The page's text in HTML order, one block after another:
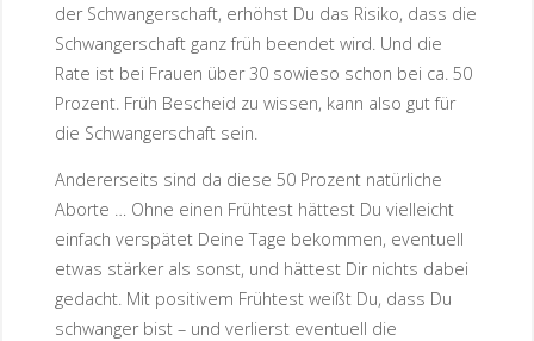
der Schwangerschaft, erhöhst Du das Risiko, dass die
Schwangerschaft ganz früh beendet wird. Und die
Rate ist bei Frauen über 30 sowieso schon bei ca. 50
Prozent. Früh Bescheid zu wissen, kann also gut für
die Schwangerschaft sein.
Andererseits sind da diese 50 Prozent natürliche
Aborte … Ohne einen Frühtest hättest Du vielleicht
einfach verspätet Deine Tage bekommen, eventuell
etwas stärker als sonst, und hättest Dir nichts dabei
gedacht. Mit positivem Frühtest weißt Du, dass Du
schwanger bist – und verlierst eventuell die